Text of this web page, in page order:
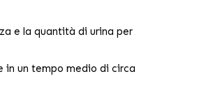
e la quantità di urina per
in un tempo medio di circa